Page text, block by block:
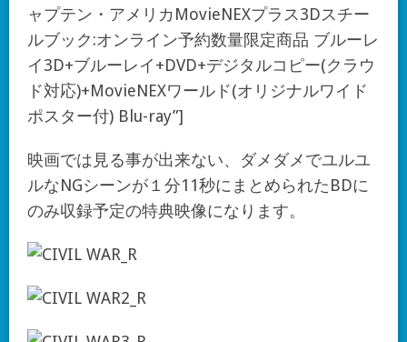
ャプテン・アメリカMovieNEXプラス3Dスチー
ルブック:オンライン予約数量限定商品 ブルーレ
イ3D+ブルーレイ+DVD+デジタルコピー(クラウ
ド対応)+MovieNEXワールド(オリジナルワイド
ポスター付) Blu-ray”]
映画では見る事が出来ない、ダメダメでユルユ
ルなNGシーンが１分11秒にまとめられたBDに
のみ収録予定の特典映像になります。